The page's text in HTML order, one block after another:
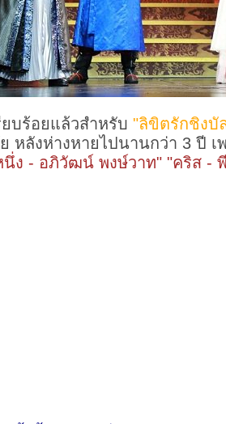
บร้อยแล้วสำหรับ "ลิขิตรักชิงบั
หลังห่างหายไปนานกว่า 3 ปี
ง - อภิวัฒน์ พงษ์วาท" "คริส -